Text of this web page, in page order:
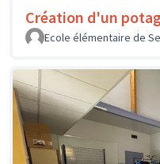
Création d'un
Ecole élémentaire de